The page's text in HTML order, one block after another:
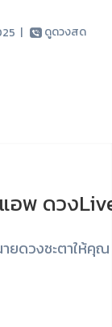
| ดูดวงสด
อพ ดวง
ยดวงชะตาให้คุณ